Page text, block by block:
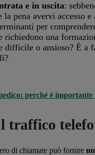
e in uscita:
pena avervi accesso
per
una
difficile o ansioso? È a
perché è
traffico
di chiamate può fornire